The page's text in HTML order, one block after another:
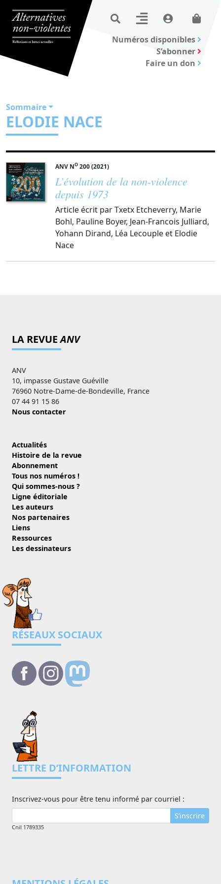
Numéros disponibles
S’abonner
Faire un don
Sommaire
ELODIE NACE
ANV NO 200 (2021)
L’évolution de la non-violence
depuis 1973
Article écrit par Txetx Etcheverry, Marie
Bohl, Pauline Boyer, Jean-Francois Julliard,
Yohann Dirand, Léa Lecouple et Elodie
Nace
LA REVUEANV
ANV
10, impasse Gustave Guéville
76960 Notre-Dame-de-Bondeville, France
07 44 91 15 86
Nous contacter
Actualités
Histoire de la revue
Abonnement
Tous nos numéros !
Qui sommes-nous ?
Ligne éditoriale
Les auteurs
Nos partenaires
Liens
Ressources
Les dessinateurs
RÉSEAUX SOCIAUX
LETTRE D’INFORMATION
Inscrivez-vous pour être tenu informé par courriel :
S’inscrire
Cnil 1789335